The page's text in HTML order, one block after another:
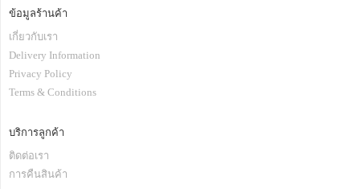
ข้อมูลร้านค้า
เกี่ยวกับเรา
Delivery Information
Privacy Policy
Terms & Conditions
บริการลูกค้า
ติดต่อเรา
การคืนสินค้า